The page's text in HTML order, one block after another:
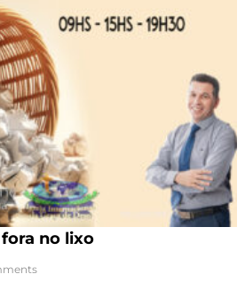
no lixo